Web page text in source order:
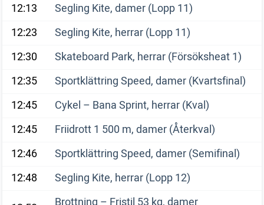
12:13
Segling Kite, damer (Lopp 11)
12:23
Segling Kite, herrar (Lopp 11)
12:30
Skateboard Park, herrar (Försöksheat 1)
12:35
Sportklättring Speed, damer (Kvartsfinal)
12:45
Cykel – Bana Sprint, herrar (Kval)
12:45
Friidrott 1 500 m, damer (Återkval)
12:46
Sportklättring Speed, damer (Semifinal)
12:48
Segling Kite, herrar (Lopp 12)